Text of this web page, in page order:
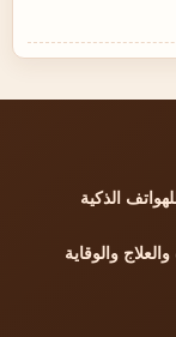
الذكية
والوقاية